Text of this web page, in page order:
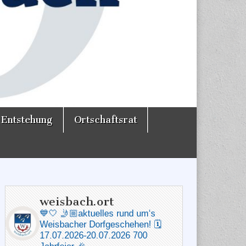
Entstehung Ortschaftsrat
weisbach.ort
💙🤍 🤳🏼aktuelles rund um‘s
Weisbacher Dorfgeschehen! 🗓️
17.07.2026-20.07.2026 700